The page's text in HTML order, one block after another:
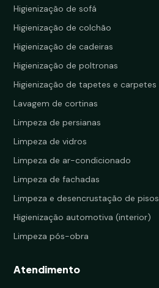
Higienização de sofá
Higienização de colchão
Higienização de cadeiras
Higienização de poltronas
Higienização de tapetes e carpetes
Lavagem de cortinas
Limpeza de persianas
Limpeza de vidros
Limpeza de ar-condicionado
Limpeza de fachadas
Limpeza e desencrustação de pisos
Higienização automotiva (interior)
Limpeza pós-obra
Atendimento